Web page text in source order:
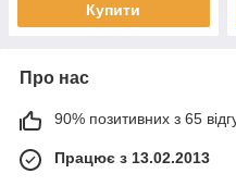
Купити
Про нас
90% позитивних з 65
Працює з 13.02.2013